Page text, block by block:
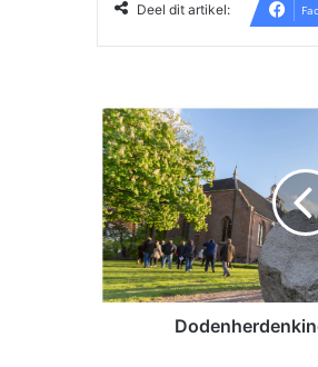
Deel dit artikel:
D
o
d
e
n
h
e
d